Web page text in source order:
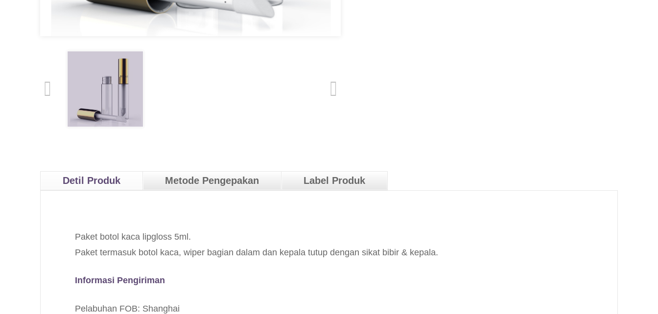
Detil Produk Metode Pengepakan Label Produk
Paket botol kaca lipgloss 5ml.
Paket termasuk botol kaca, wiper bagian dalam dan kepala tutup dengan sikat bibir & kepala.
Informasi Pengiriman
Pelabuhan FOB: Shanghai